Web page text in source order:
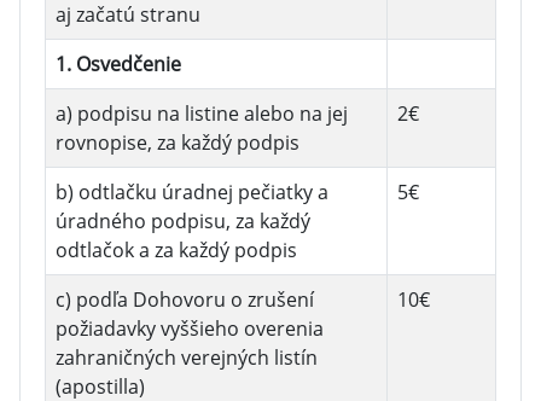
aj začatú stranu
1. Osvedčenie
a) podpisu na listine alebo na jej
rovnopise, za každý podpis
2€
b) odtlačku úradnej pečiatky a
úradného podpisu, za každý
odtlačok a za každý podpis
5€
c) podľa Dohovoru o zrušení
požiadavky vyššieho overenia
zahraničných verejných listín
(apostilla)
10€